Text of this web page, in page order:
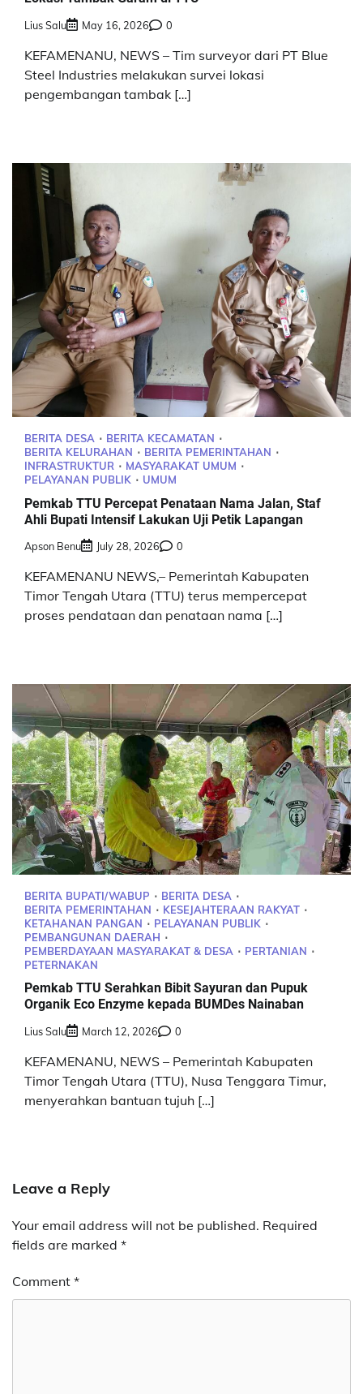
Lius Salu May 16, 2026 0
KEFAMENANU, NEWS – Tim surveyor dari PT Blue
Steel Industries melakukan survei lokasi
pengembangan tambak […]
BERITA DESA
BERITA KECAMATAN
BERITA KELURAHAN
BERITA PEMERINTAHAN
INFRASTRUKTUR
MASYARAKAT UMUM
PELAYANAN PUBLIK
UMUM
Pemkab TTU Percepat Penataan Nama Jalan, Staf
Ahli Bupati Intensif Lakukan Uji Petik Lapangan
Apson Benu July 28, 2026 0
KEFAMENANU NEWS,– Pemerintah Kabupaten
Timor Tengah Utara (TTU) terus mempercepat
proses pendataan dan penataan nama […]
BERITA BUPATI/WABUP
BERITA DESA
BERITA PEMERINTAHAN
KESEJAHTERAAN RAKYAT
KETAHANAN PANGAN
PELAYANAN PUBLIK
PEMBANGUNAN DAERAH
PEMBERDAYAAN MASYARAKAT & DESA
PERTANIAN
PETERNAKAN
Pemkab TTU Serahkan Bibit Sayuran dan Pupuk
Organik Eco Enzyme kepada BUMDes Nainaban
Lius Salu March 12, 2026 0
KEFAMENANU, NEWS – Pemerintah Kabupaten
Timor Tengah Utara (TTU), Nusa Tenggara Timur,
menyerahkan bantuan tujuh […]
Leave a Reply
Your email address will not be published. Required
fields are marked *
Comment *